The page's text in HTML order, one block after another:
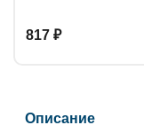
817 ₽
Описание